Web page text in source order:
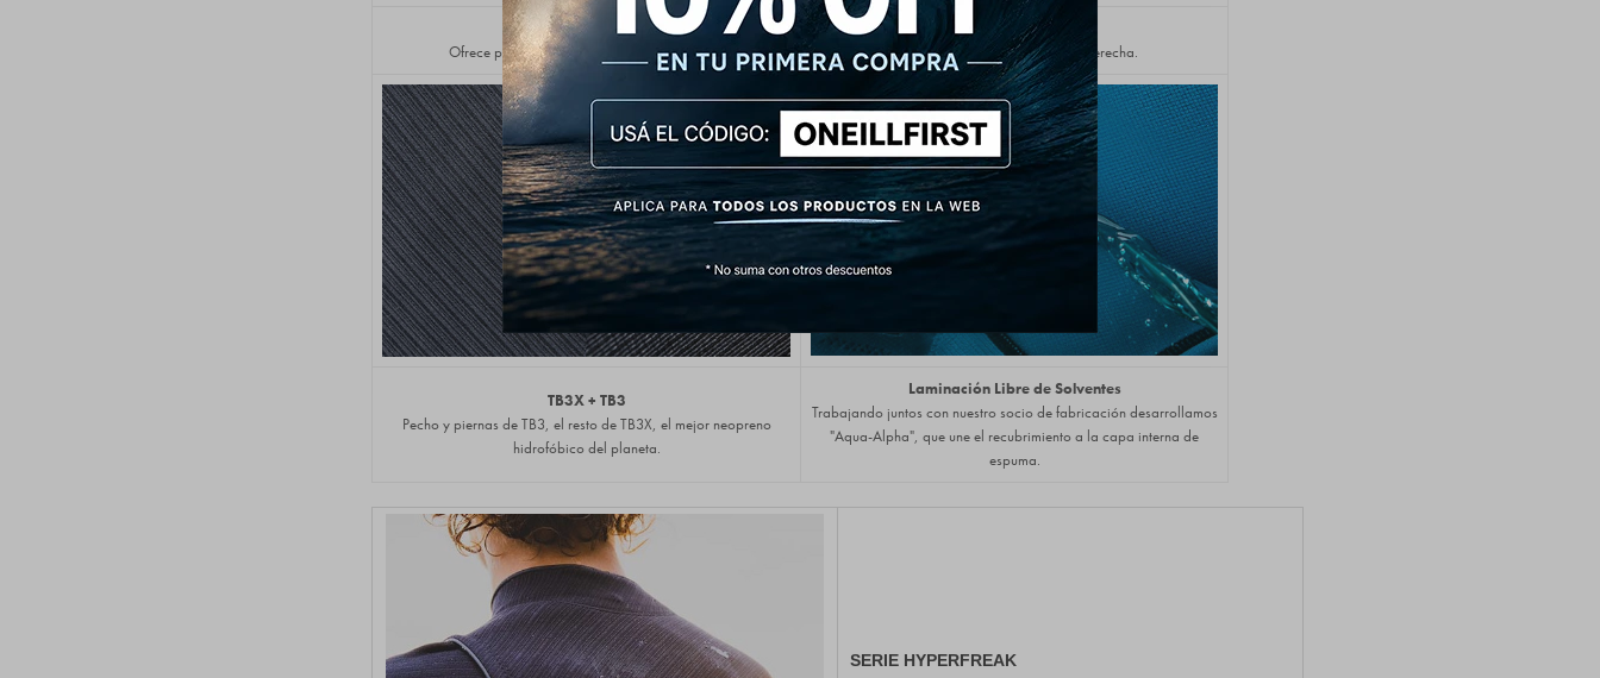
Rodilleras Krypto
Ofrece protección sin sacrificar moviemiento.
Bolsillo para Llaves
Escondido debajo de la rodilla derecha.
TB3X + TB3
Pecho y piernas de TB3, el resto de TB3X, el mejor neopreno
hidrofóbico del planeta.
Laminación Libre de Solventes
Trabajando juntos con nuestro socio de fabricación desarrollamos
"Aqua-Alpha", que une el recubrimiento a la capa interna de
espuma.
SERIE HYPERFREAK